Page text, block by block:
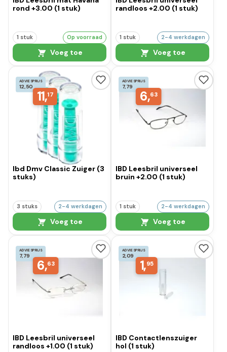
rond +3.00 (1 stuk)
1 stuk Op voorraad
Voeg toe
randloos +2.00 (1 stuk)
1 stuk 2-4 werkdagen
Voeg toe
ADVIESPRIJS
12,50
11,17
Ibd Dmv Classic Zuiger (3
stuks)
3 stuks 2-4 werkdagen
Voeg toe
ADVIESPRIJS
7,79
6,63
IBD Leesbril universeel
bruin +2.00 (1 stuk)
1 stuk 2-4 werkdagen
Voeg toe
ADVIESPRIJS
7,79
6,63
IBD Leesbril universeel
randloos +1.00 (1 stuk)
ADVIESPRIJS
2,09
1,95
IBD Contactlenszuiger
hol (1 stuk)